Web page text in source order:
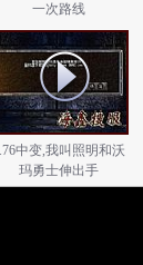
一次路线
中变,我叫照明和沃
玛勇士伸出手